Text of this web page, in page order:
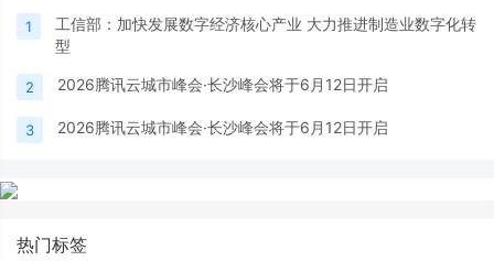
1
工信部：加快发展数字经济核心产业 大力推进制造业数字化转
型
2 2026腾讯云城市峰会·长沙峰会将于6月12日开启
3 2026腾讯云城市峰会·长沙峰会将于6月12日开启
热门标签